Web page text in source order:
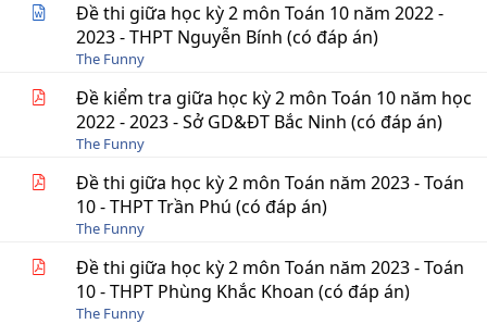
Đề thi giữa học kỳ 2 môn Toán 10 năm 2022 -
2023 - THPT Nguyễn Bính (có đáp án)
The Funny
Đề kiểm tra giữa học kỳ 2 môn Toán 10 năm học
2022 - 2023 - Sở GD&ĐT Bắc Ninh (có đáp án)
The Funny
Đề thi giữa học kỳ 2 môn Toán năm 2023 - Toán
10 - THPT Trần Phú (có đáp án)
The Funny
Đề thi giữa học kỳ 2 môn Toán năm 2023 - Toán
10 - THPT Phùng Khắc Khoan (có đáp án)
The Funny